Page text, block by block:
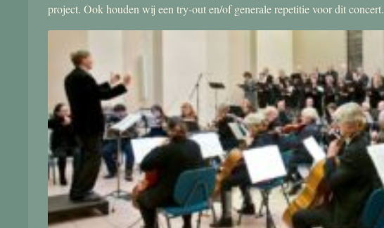
project. Ook houden wij een try-out en/of generale repetitie voor dit concert.